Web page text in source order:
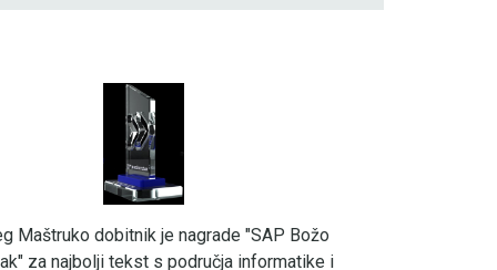
Maštruko dobitnik je nagrade "SAP Božo
za najbolji tekst s područja informatike i